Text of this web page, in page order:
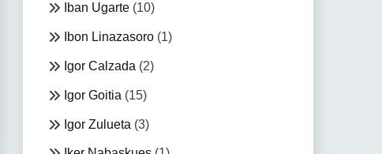
Iban Ugarte(10)
Ibon Linazasoro(1)
Igor Calzada (2)
Igor Goitia (15)
Igor Zulueta (3)